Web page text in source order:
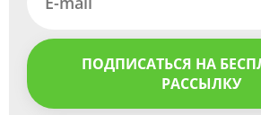
ПОДПИСАТЬСЯ НА
РАССЫЛКУ